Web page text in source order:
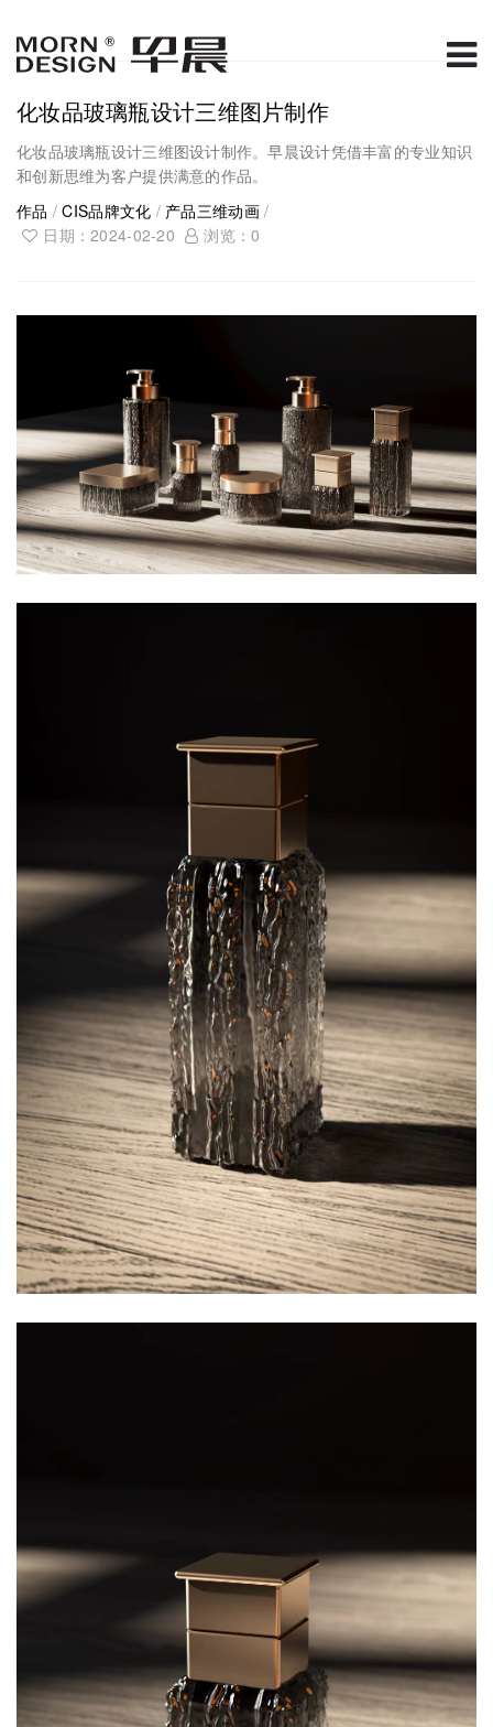
化妆品玻璃瓶设计三维图片制作
化妆品玻璃瓶设计三维图设计制作。早晨设计凭借丰富的专业知识
和创新思维为客户提供满意的作品。
作品 /CIS品牌文化 / 产品三维动画/
日期：2024-02-20
浏览：0